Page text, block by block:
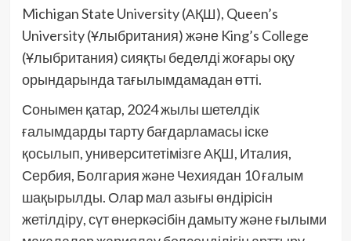
Michigan State University (АҚШ), Queen’s
University (Ұлыбритания) және King’s College
(Ұлыбритания) сияқты беделді жоғары оқу
орындарында тағылымдамадан өтті.
Сонымен қатар, 2024 жылы шетелдік
ғалымдарды тарту бағдарламасы іске
қосылып, университетімізге АҚШ, Италия,
Сербия, Болгария және Чехиядан 10 ғалым
шақырылды. Олар мал азығы өндірісін
жетілдіру, сүт өнеркәсібін дамыту және ғылыми